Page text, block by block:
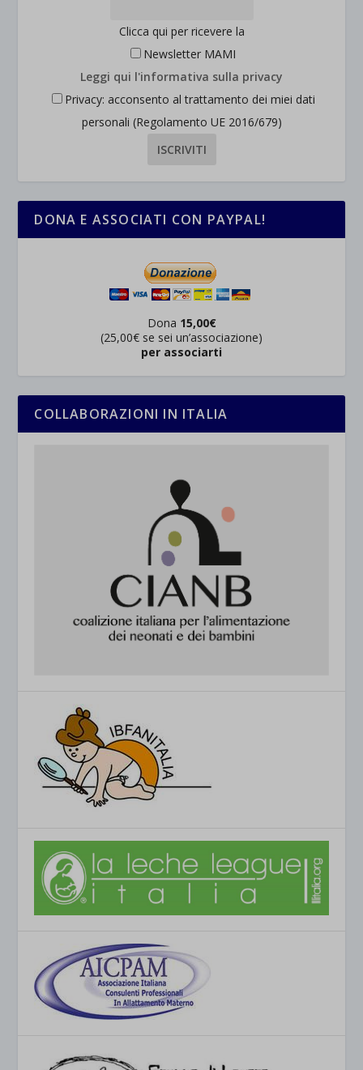
Clicca qui per ricevere la
Newsletter MAMI
Leggi qui l'informativa sulla privacy
Privacy: acconsento al trattamento dei miei dati
personali (Regolamento UE 2016/679)
DONA E ASSOCIATI CON PAYPAL!
Dona 15,00€
(25,00€ se sei un’associazione)
per associarti
COLLABORAZIONI IN ITALIA